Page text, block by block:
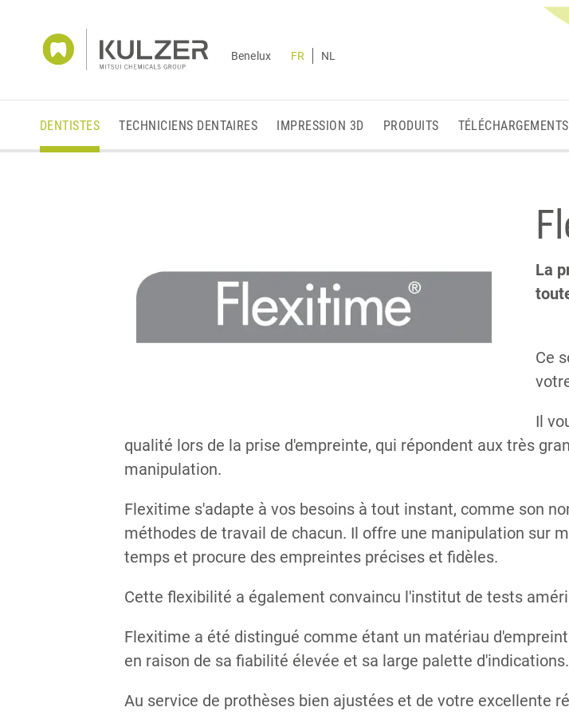
Benelux FR NL
DENTISTES TECHNICIENS DENTAIRES IMPRESSION 3D PRODUITS TÉLÉCHARGEMENTS
La
Ce
Il
qualité lors de la prise d'empreinte, qui répondent aux très
manipulation.
Flexitime s'adapte à vos besoins à tout instant, comme son
méthodes de travail de chacun. Il offre une manipulation sur
temps et procure des empreintes précises et fidèles.
Cette flexibilité a également convaincu l'institut de tests
Flexitime a été distingué comme étant un matériau
en raison de sa fiabilité élevée et sa large palette d'indications.
Au service de prothèses bien ajustées et de votre excellente